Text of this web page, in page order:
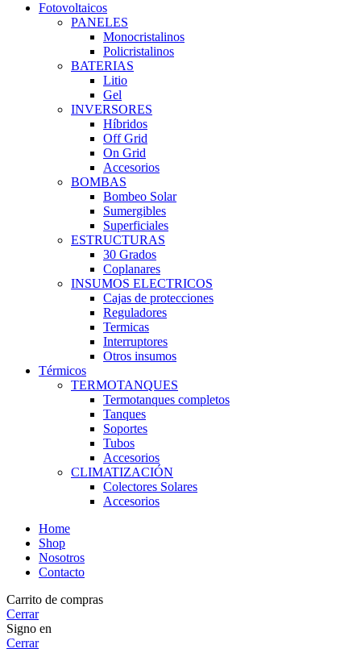
Fotovoltaicos
PANELES
Monocristalinos
Policristalinos
BATERIAS
Litio
Gel
INVERSORES
Híbridos
Off Grid
On Grid
Accesorios
BOMBAS
Bombeo Solar
Sumergibles
Superficiales
ESTRUCTURAS
30 Grados
Coplanares
INSUMOS ELECTRICOS
Cajas de protecciones
Reguladores
Termicas
Interruptores
Otros insumos
Térmicos
TERMOTANQUES
Termotanques completos
Tanques
Soportes
Tubos
Accesorios
CLIMATIZACIÓN
Colectores Solares
Accesorios
Home
Shop
Nosotros
Contacto
Carrito de compras
Cerrar
Signo en
Cerrar